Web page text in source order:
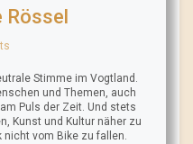
Rössel
Stimme im Vogtland.
und Themen, auch
Puls der Zeit. Und stets
Kunst und Kultur näher zu
nicht vom Bike zu fallen.